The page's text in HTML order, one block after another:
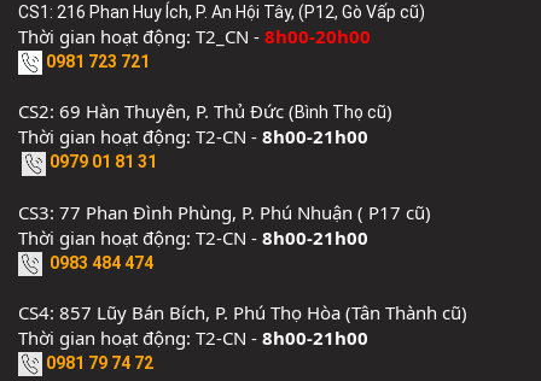
CS1: 216 Phan Huy Ích, P. An Hội Tây, (P12, Gò Vấp cũ)
Thời gian hoạt động: T2_CN - 8h00-20h00
0981 723 721
CS2: 69 Hàn Thuyên, P. Thủ Đức (Bình Thọ cũ)
Thời gian hoạt động: T2-CN - 8h00-21h00
0979 01 81 31
CS3: 77 Phan Đình Phùng, P. Phú Nhuận ( P17 cũ)
Thời gian hoạt động: T2-CN - 8h00-21h00
0983 484 474
CS4: 857 Lũy Bán Bích, P. Phú Thọ Hòa (Tân Thành cũ)
Thời gian hoạt động: T2-CN - 8h00-21h00
0981 79 74 72